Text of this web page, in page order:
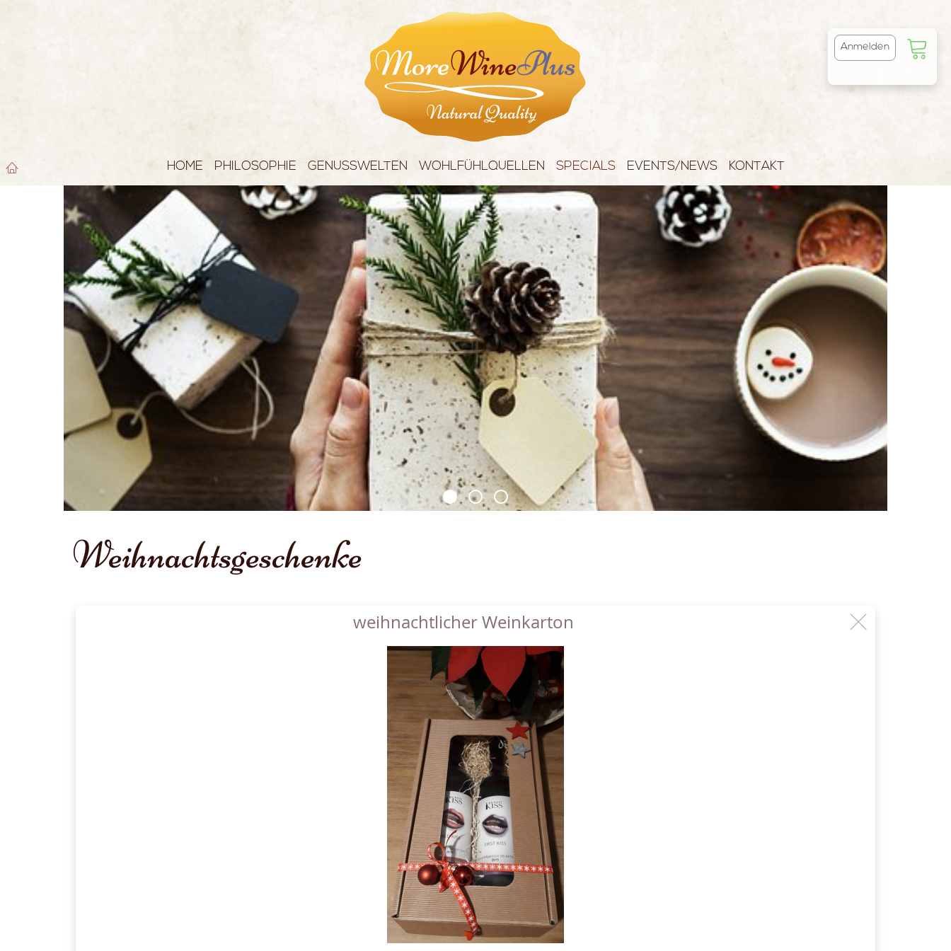
Anmelden
HOME PHILOSOPHIE GENUSSWELTEN
KISSES FOR YOU
ROYALE KÖSTLICHKEITEN
BESTE LAGEN
SPARKLING
EXTRAVAGANZ
SÜSSE TRÄUME
LIFESTYLE
WOHLFÜHLQUELLEN
ÄTHERISCHE ÖLE
FRISCHEKOSMETIK
SPECIALS
WEIHNACHTSGESCHENKE
GESCHENKSIDEEN
VERKOSTUNGSPAKETE
ANGEBOTE
DRINK DER SAISON
MASSGESCHNEIDERT
EVENTS/NEWS
EVENTS
NEWS
KONTAKT
NEWSLETTERS
GENUSSVOLLE OSTERN
SOMMERFEST 2021 -
VERSCHIEBUNG AUF 13.
AUGUST
HERBSTANGEBOTE 2021
6. OBERNDORFER WEINFEST
2026
Weihnachtsgeschenke
weihnachtlicher Weinkarton